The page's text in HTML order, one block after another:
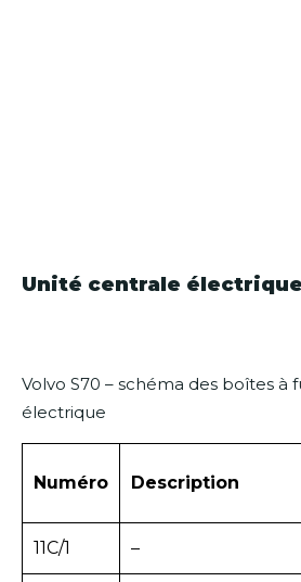
Unité centrale électrique
Volvo S70 – schéma des boîtes à
électrique
Numéro Description
11C/1 –